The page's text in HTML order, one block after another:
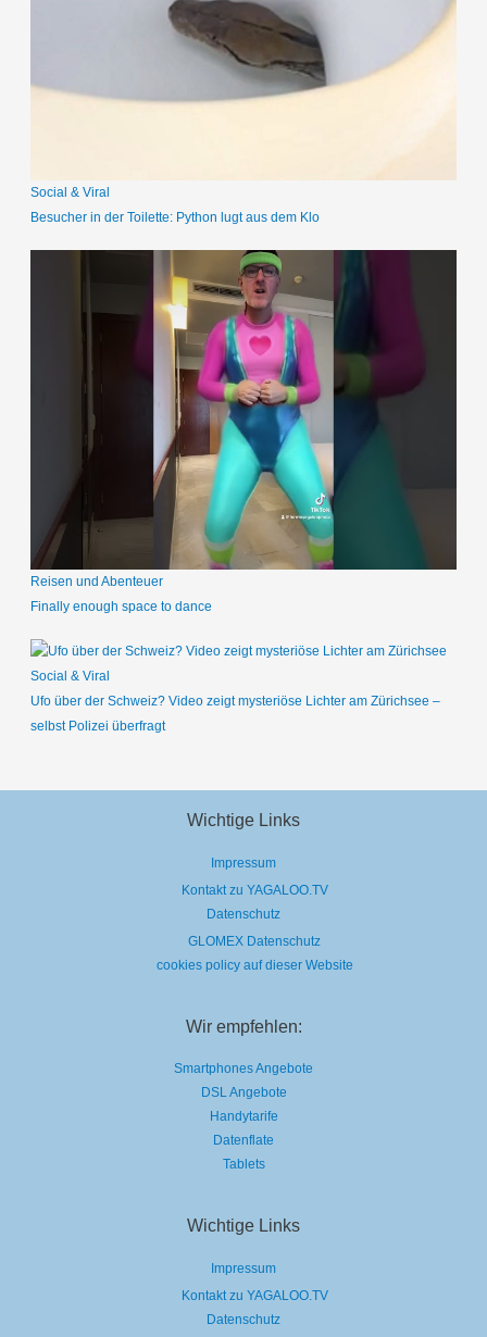
c
Social & Viral
Besucher in der Toilette: Python lugt aus dem Klo
Reisen und Abenteuer
Finally enough space to dance
Social & Viral
Ufo über der Schweiz? Video zeigt mysteriöse Lichter am Zürichsee –
selbst Polizei überfragt
Wichtige Links
Impressum
Kontakt zu YAGALOO.TV
Datenschutz
GLOMEX Datenschutz
cookies policy auf dieser Website
Wir empfehlen:
Smartphones Angebote
DSL Angebote
Handytarife
Datenflate
Tablets
Wichtige Links
Impressum
Kontakt zu YAGALOO.TV
Datenschutz